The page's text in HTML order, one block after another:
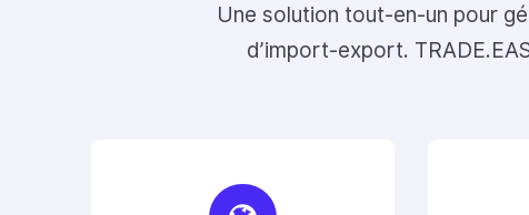
Une solution tout-en-un pour
d’import-export.